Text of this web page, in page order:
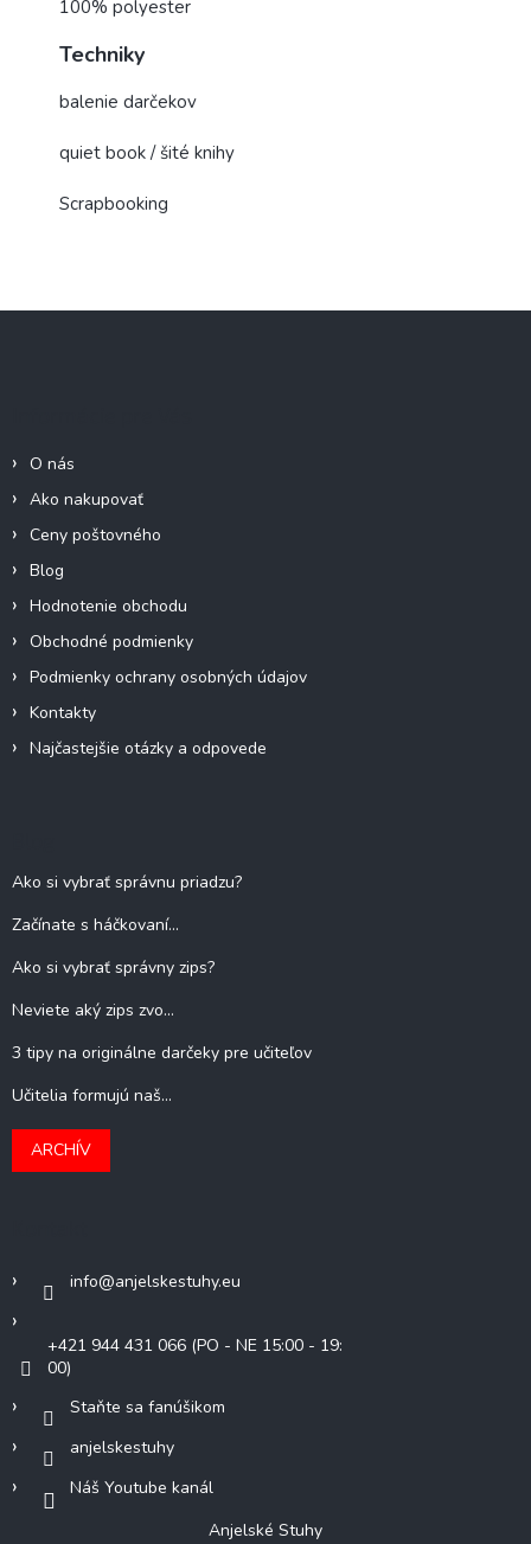
100% polyester
Techniky
balenie darčekov
quiet book / šité knihy
Scrapbooking
O nás
Ako nakupovať
Ceny poštovného
Blog
Hodnotenie obchodu
Obchodné podmienky
Podmienky ochrany osobných údajov
Kontakty
Najčastejšie otázky a odpovede
Ako si vybrať správnu priadzu?
Začínate s háčkovaní...
Ako si vybrať správny zips?
Neviete aký zips zvo...
3 tipy na originálne darčeky pre učiteľov
Učitelia formujú naš...
ARCHÍV
info@anjelskestuhy.eu
+421 944 431 066 (PO - NE 15:00 - 19:
00)
Staňte sa fanúšikom
anjelskestuhy
Náš Youtube kanál
Anjelské Stuhy